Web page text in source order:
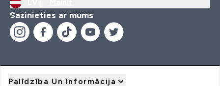
Sazinieties ar mums
Palīdzība Un Informācija